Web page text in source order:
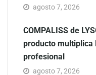
agosto 7, 2026
COMPALISS de
producto multiplica
profesional
agosto 7, 2026